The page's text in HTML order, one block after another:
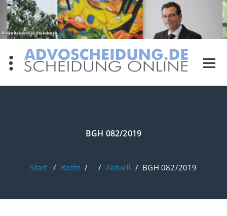
Zum
Inhalt
springen
BGH 082/2019
Start / Recht / / Aktuell / BGH 082/2019